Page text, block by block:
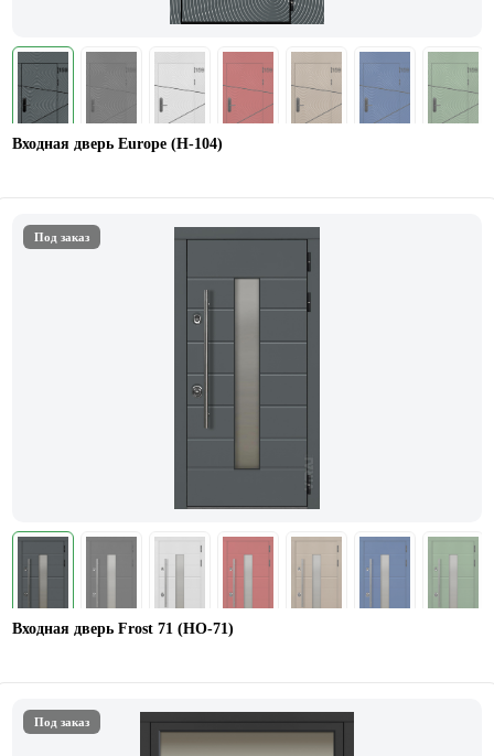
Входная дверь Europe (Н-104)
Под заказ
Входная дверь Frost 71 (НО-71)
Под заказ